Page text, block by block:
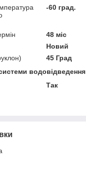
-60 град.
48 міс
Новий
45 Град
водовідведення
Так